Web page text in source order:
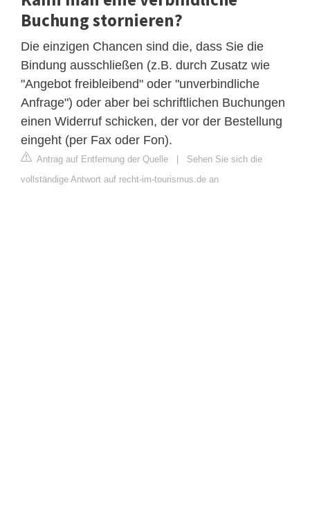
Buchung stornieren?
Die einzigen Chancen sind die, dass Sie die
Bindung ausschließen (z.B. durch Zusatz wie
"Angebot freibleibend" oder "unverbindliche
Anfrage") oder aber bei schriftlichen Buchungen
einen Widerruf schicken, der vor der Bestellung
eingeht (per Fax oder Fon).
Antrag auf Entfernung der Quelle | Sehen Sie sich die
vollständige Antwort auf recht-im-tourismus.de an